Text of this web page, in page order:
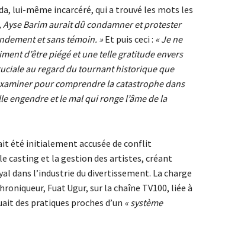
lui-même incarcéré, qui a trouvé les mots les
Barim aurait dû condamner et protester
et sans témoin. »Et puis ceci : « Je ne
d’être piégé et une telle gratitude envers
au regard du tournant historique que
pour comprendre la catastrophe dans
engendre et le mal qui ronge l’âme de la
été initialement accusée de conflit
casting et la gestion des artistes, créant
dans l’industrie du divertissement. La charge
Fuat Ugur, sur la chaîne TV100, liée à
des pratiques proches d’un « système